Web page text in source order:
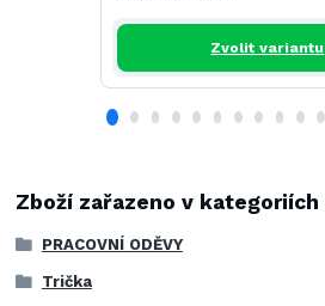
Zvolit variantu
Zboží zařazeno v kategoriích
PRACOVNÍ ODĚVY
Trička